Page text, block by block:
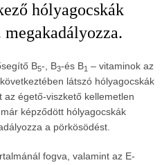
hólyagocskák
B5-, B3-és B1 – vitaminok az
látszó hólyagocskák
az égető-viszkető kellemetlen
képződött hólyagocskák
a pörkösödést.
fogva, valamint az E-